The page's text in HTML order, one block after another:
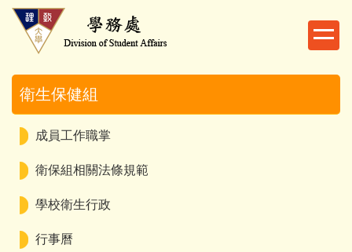
跳
衛生保健組
成員工作職掌
衛保組相關法條規範
學校衛生行政
行事曆